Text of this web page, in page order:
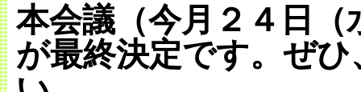
本会議（今月２４日
が最終決定です。ぜ